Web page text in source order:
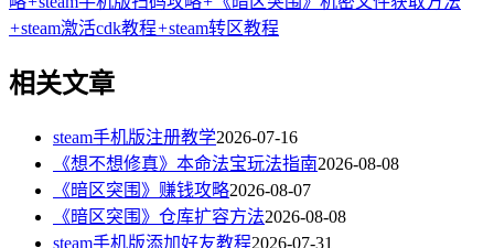
+steam激活cdk教程+steam转区教程
相关文章
steam手机版注册教学2026-07-16
《想不想修真》本命法宝玩法指南2026-08-08
《暗区突围》赚钱攻略2026-08-07
《暗区突围》仓库扩容方法2026-08-08
steam手机版添加好友教程2026-07-31